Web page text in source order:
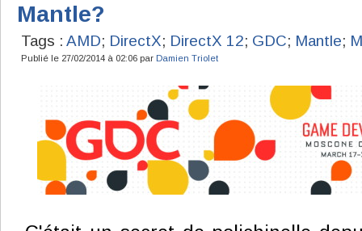
Mantle?
Tags : AMD; DirectX; DirectX 12; GDC; Mantle;
Publié le 27/02/2014 à 02:06 par Damien Triolet